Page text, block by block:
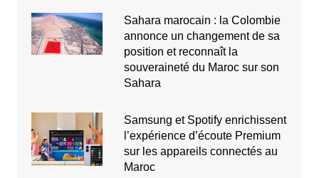
Sahara marocain : la Colombie
annonce un changement de sa
position et reconnaît la
souveraineté du Maroc sur son
Sahara
Samsung et Spotify enrichissent
l’expérience d’écoute Premium
sur les appareils connectés au
Maroc